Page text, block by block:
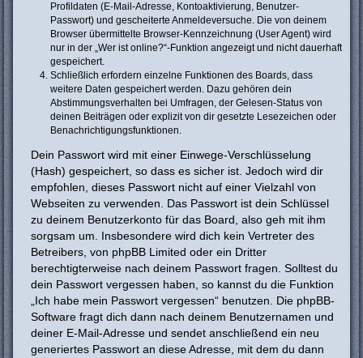
Profildaten (E-Mail-Adresse, Kontoaktivierung, Benutzer-
Passwort) und gescheiterte Anmeldeversuche. Die von deinem
Browser übermittelte Browser-Kennzeichnung (User Agent) wird
nur in der „Wer ist online?“-Funktion angezeigt und nicht dauerhaft
gespeichert.
Schließlich erfordern einzelne Funktionen des Boards, dass
weitere Daten gespeichert werden. Dazu gehören dein
Abstimmungsverhalten bei Umfragen, der Gelesen-Status von
deinen Beiträgen oder explizit von dir gesetzte Lesezeichen oder
Benachrichtigungsfunktionen.
Dein Passwort wird mit einer Einwege-Verschlüsselung
(Hash) gespeichert, so dass es sicher ist. Jedoch wird dir
empfohlen, dieses Passwort nicht auf einer Vielzahl von
Webseiten zu verwenden. Das Passwort ist dein Schlüssel
zu deinem Benutzerkonto für das Board, also geh mit ihm
sorgsam um. Insbesondere wird dich kein Vertreter des
Betreibers, von phpBB Limited oder ein Dritter
berechtigterweise nach deinem Passwort fragen. Solltest du
dein Passwort vergessen haben, so kannst du die Funktion
„Ich habe mein Passwort vergessen“ benutzen. Die phpBB-
Software fragt dich dann nach deinem Benutzernamen und
deiner E-Mail-Adresse und sendet anschließend ein neu
generiertes Passwort an diese Adresse, mit dem du dann